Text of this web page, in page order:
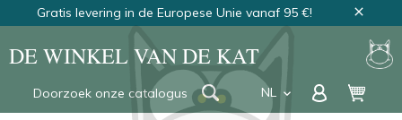
Gratis levering in de Europese Unie vanaf 95 €! close
DE WINKEL VAN DE KAT
NL keyboard_arrow_down
FR